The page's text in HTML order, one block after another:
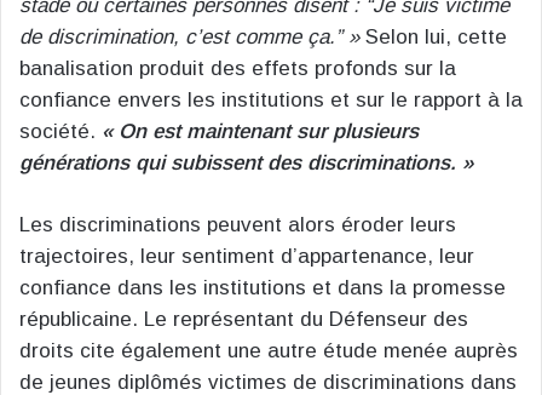
stade où certaines personnes disent : “Je suis victime
de discrimination, c’est comme ça.” »Selon lui, cette
banalisation produit des effets profonds sur la
confiance envers les institutions et sur le rapport à la
société. « On est maintenant sur plusieurs
générations qui subissent des discriminations. »
Les discriminations peuvent alors éroder leurs
trajectoires, leur sentiment d’appartenance, leur
confiance dans les institutions et dans la promesse
républicaine. Le représentant du Défenseur des
droits cite également une autre étude menée auprès
de jeunes diplômés victimes de discriminations dans